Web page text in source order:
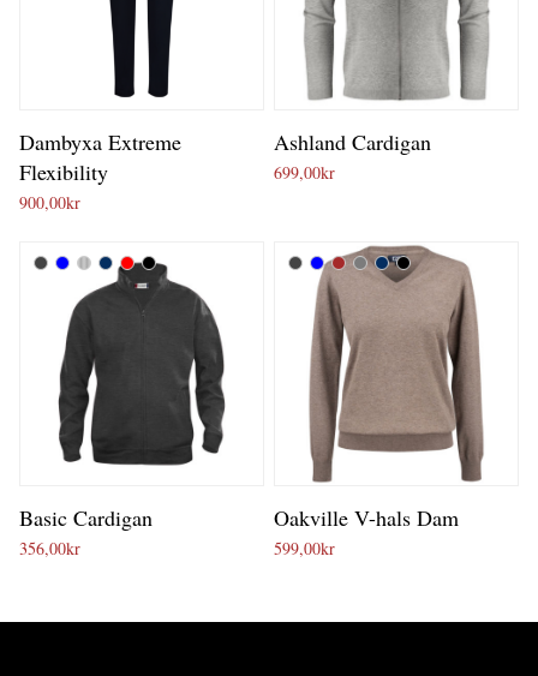
Dambyxa Extreme
Flexibility
900,00kr
Ashland Cardigan
699,00kr
Basic Cardigan
356,00kr
Oakville V-hals Dam
599,00kr